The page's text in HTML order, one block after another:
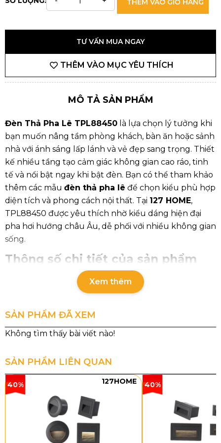
TƯ VẤN MUA NGAY
THÊM VÀO MỤC YÊU THÍCH
MÔ TẢ SẢN PHẨM
Đèn Thả Pha Lê TPL88450 là lựa chọn lý tưởng khi
bạn muốn nâng tầm phòng khách, bàn ăn hoặc sảnh
nhà với ánh sáng lấp lánh và vẻ đẹp sang trọng. Thiết
kế nhiều tầng tạo cảm giác không gian cao ráo, tinh
tế và nổi bật ngay khi bật đèn. Bạn có thể tham khảo
thêm các mẫu đèn thả pha lê để chọn kiểu phù hợp
diện tích và phong cách nội thất. Tại 127 HOME,
TPL88450 được yêu thích nhờ kiểu dáng hiện đại
pha hơi hướng châu Âu, dễ phối với nhiều không gian
sống.
Thông số chi tiết của sản phẩm
TPL88450T600 TPL88450T800
sản
Ø600 x H900 Ø800 x H1200
Xem thêm
SẢN PHẨM ĐÃ XEM
SẢN PHẨM LIÊN QUAN
40% 127HOME 40%